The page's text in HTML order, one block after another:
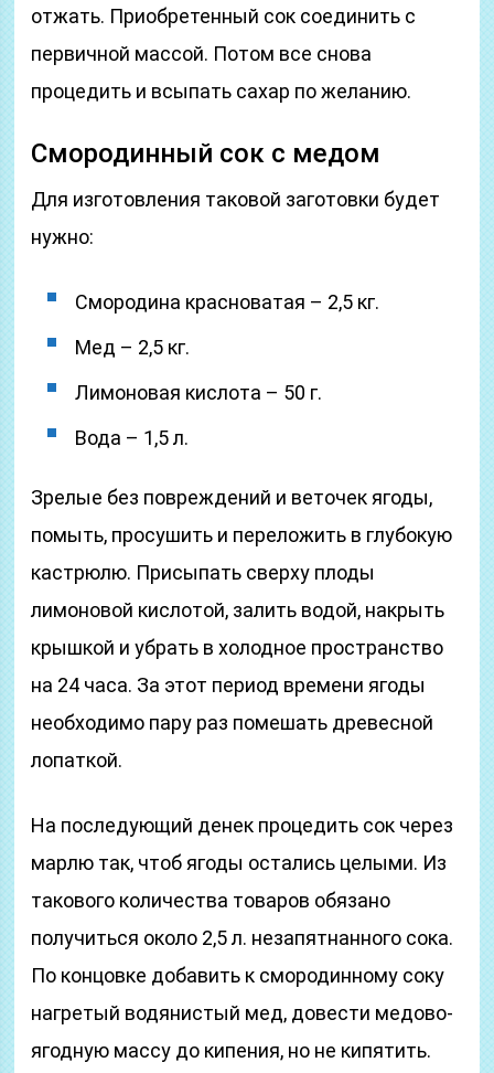
отжать. Приобретенный сок соединить с
первичной массой. Потом все снова
процедить и всыпать сахар по желанию.
Смородинный сок с медом
Для изготовления таковой заготовки будет
нужно:
Смородина красноватая – 2,5 кг.
Мед – 2,5 кг.
Лимоновая кислота – 50 г.
Вода – 1,5 л.
Зрелые без повреждений и веточек ягоды,
помыть, просушить и переложить в глубокую
кастрюлю. Присыпать сверху плоды
лимоновой кислотой, залить водой, накрыть
крышкой и убрать в холодное пространство
на 24 часа. За этот период времени ягоды
необходимо пару раз помешать древесной
лопаткой.
На последующий денек процедить сок через
марлю так, чтоб ягоды остались целыми. Из
такового количества товаров обязано
получиться около 2,5 л. незапятнанного сока.
По концовке добавить к смородинному соку
нагретый водянистый мед, довести медово-
ягодную массу до кипения, но не кипятить.